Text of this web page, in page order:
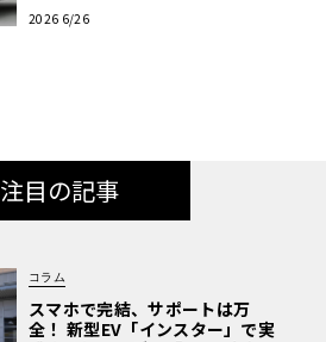
2026 6/26
注目の記事
コラム
スマホで完結、サポートは万
全！ 新型EV「インスター」で実